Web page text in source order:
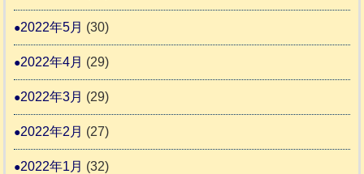
2022年5月 (30)
2022年4月 (29)
2022年3月 (29)
2022年2月 (27)
2022年1月 (32)